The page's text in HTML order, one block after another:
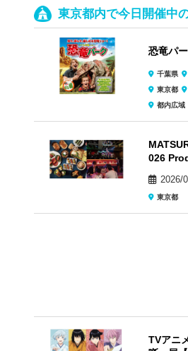
東京都内で今日開催中
恐竜パ
千葉県
東京都
都内広域
026
2026/
東京都
TVアニ